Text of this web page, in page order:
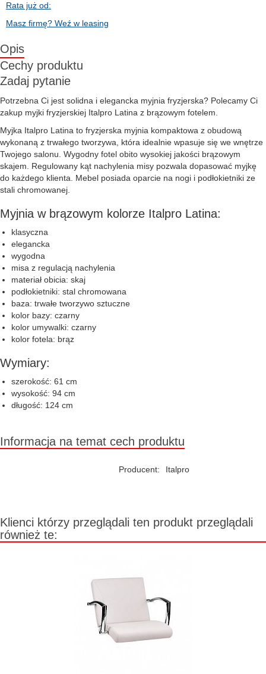
Rata już od:
Masz firmę? Weź w leasing
Opis
Cechy produktu
Zadaj pytanie
Potrzebna Ci jest solidna i elegancka myjnia fryzjerska? Polecamy Ci
zakup myjki fryzjerskiej Italpro Latina z brązowym fotelem.
Myjka Italpro Latina to fryzjerska myjnia kompaktowa z obudową
wykonaną z trwałego tworzywa, która idealnie wpasuje się we wnętrze
Twojego salonu. Wygodny fotel obito wysokiej jakości brązowym
skajem. Regulowany kąt nachylenia misy pozwala dopasować myjkę
do każdego klienta. Mebel posiada oparcie na nogi i podłokietniki ze
stali chromowanej.
Myjnia w brązowym kolorze Italpro Latina:
klasyczna
elegancka
wygodna
misa z regulacją nachylenia
materiał obicia: skaj
podłokietniki: stal chromowana
baza: trwałe tworzywo sztuczne
kolor bazy: czarny
kolor umywalki: czarny
kolor fotela: brąz
Wymiary:
szerokość: 61 cm
wysokość: 94 cm
długość: 124 cm
Informacja na temat cech produktu
Producent: Italpro
Klienci którzy przeglądali ten produkt przeglądali
również te: